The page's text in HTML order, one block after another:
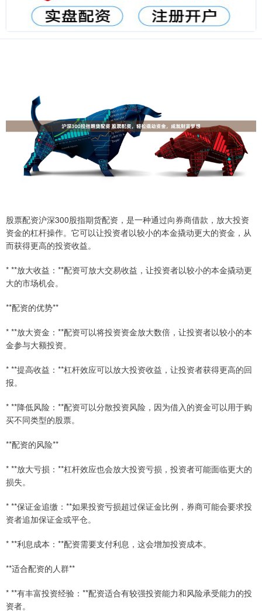
股票配资沪深300股指期货配资，是一种通过向券商借款，放大投资
资金的杠杆操作。它可以让投资者以较小的本金撬动更大的资金，从
而获得更高的投资收益。
* **放大收益：**配资可放大交易收益，让投资者以较小的本金撬动更
大的市场机会。
**配资的优势**
* **放大资金：**配资可以将投资资金放大数倍，让投资者以较小的本
金参与大额投资。
* **提高收益：**杠杆效应可以放大投资收益，让投资者获得更高的回
报。
* **降低风险：**配资可以分散投资风险，因为借入的资金可以用于购
买不同类型的股票。
**配资的风险**
* **放大亏损：**杠杆效应也会放大投资亏损，投资者可能面临更大的
损失。
* **保证金追缴：**如果投资亏损超过保证金比例，券商可能会要求投
资者追加保证金或平仓。
* **利息成本：**配资需要支付利息，这会增加投资成本。
**适合配资的人群**
* **有丰富投资经验：**配资适合有较强投资能力和风险承受能力的投
资者。